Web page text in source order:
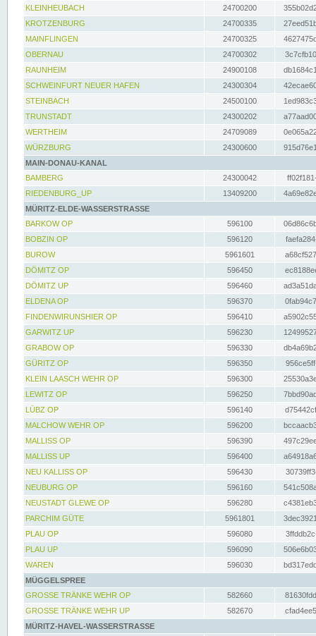
KLEINHEUBACH 24700200
KROTZENBURG
24700335
MAINFLINGEN
24700325
OBERNAU
24700302
RAUNHEIM
24900108
SCHWEINFURT NEUER HAFEN
24300304
STEINBACH
24500100
TRUNSTADT
24300202
WERTHEIM
24709089
WÜRZBURG
24300600
MAIN-DONAU-KANAL
BAMBERG
24300042
RIEDENBURG_UP
13409200
MÜRITZ-ELDE-WASSERSTRASSE
BARKOW OP
596100
BOBZIN OP
596120
BUROW
5961601
DÖMITZ OP
596450
DÖMITZ UP
596460
ELDENA OP
596370
FINDENWIRUNSHIER OP
596410
GARWITZ UP
596230
GRABOW OP
596330
GÜRITZ OP
596350
KLEIN LAASCH WEHR OP
596300
LEWITZ OP
596250
LÜBZ OP
596140
MALCHOW WEHR OP
596200
MALLISS OP
596390
MALLISS UP
596400
NEU KALLISS OP
596430
NEUBURG OP
596160
NEUSTADT GLEWE OP
596280
PARCHIM GÜTE
5961801
PLAU OP
596080
PLAU UP
596090
WAREN
596030
MÜGGELSPREE
GROSSE TRÄNKE WEHR OP
582660
GROSSE TRÄNKE WEHR UP
582670
MÜRITZ-HAVEL-WASSERSTRASSE